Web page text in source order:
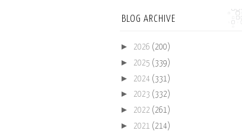
BLOG ARCHIVE
► 2026 (200)
► 2025 (339)
► 2024 (331)
► 2023 (332)
► 2022 (261)
► 2021 (214)